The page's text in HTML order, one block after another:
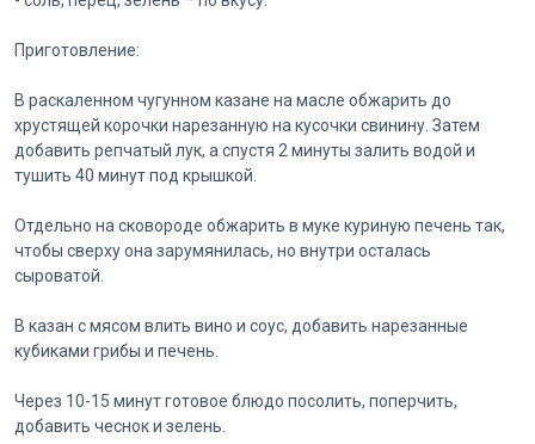
Приготовление:
В раскаленном чугунном казане на масле обжарить до
хрустящей корочки нарезанную на кусочки свинину. Затем
добавить репчатый лук, а спустя 2 минуты залить водой и
тушить 40 минут под крышкой.
Отдельно на сковороде обжарить в муке куриную печень так,
чтобы сверху она зарумянилась, но внутри осталась
сыроватой.
В казан с мясом влить вино и соус, добавить нарезанные
кубиками грибы и печень.
Через 10-15 минут готовое блюдо посолить, поперчить,
добавить чеснок и зелень.